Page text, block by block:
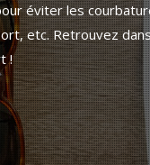
éviter les
etc. Retrouvez
!